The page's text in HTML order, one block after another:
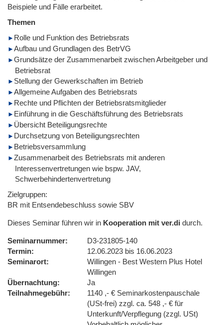
Beispiele und Fälle erarbeitet.
Themen
Rolle und Funktion des Betriebsrats
Aufbau und Grundlagen des BetrVG
Grundsätze der Zusammenarbeit zwischen Arbeitgeber und
Betriebsrat
Stellung der Gewerkschaften im Betrieb
Allgemeine Aufgaben des Betriebsrats
Rechte und Pflichten der Betriebsratsmitglieder
Einführung in die Geschäftsführung des Betriebsrats
Übersicht Beteiligungsrechte
Durchsetzung von Beteiligungsrechten
Betriebsversammlung
Zusammenarbeit des Betriebsrats mit anderen
Interessenvertretungen wie bspw. JAV,
Schwerbehindertenvertretung
Zielgruppen:
BR mit Entsendebeschluss sowie SBV
Dieses Seminar führen wir in Kooperation mit ver.di durch.
Seminarnummer
D3-231805-140
Termin
12.06.2023 bis 16.06.2023
Seminarort
Willingen - Best Western Plus Hotel
Willingen
Übernachtung
Ja
Teilnahmegebühr
1140 ,- € Seminarkostenpauschale
(USt-frei) zzgl. ca. 548 ,- € für
Unterkunft/Verpflegung (zzgl. USt)